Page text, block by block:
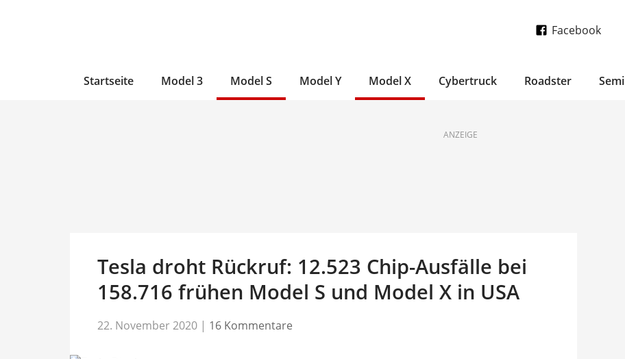
Facebook
Startseite Model 3 Model S Model Y Model X Cybertruck Roadster Semi
ANZEIGE
Tesla droht Rückruf: 12.523 Chip-Ausfälle bei
158.716 frühen Model S und Model X in USA
22. November 2020 | 16 Kommentare